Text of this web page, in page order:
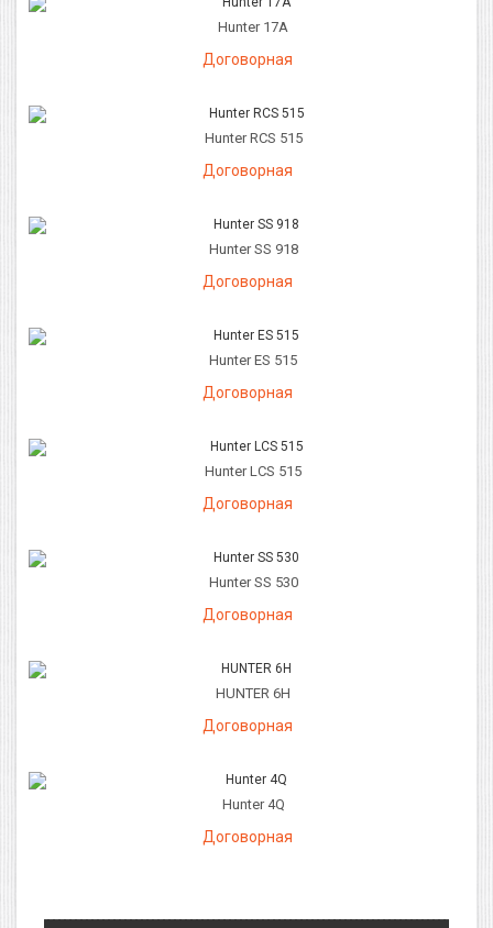
Hunter 17A
Договорная
Hunter RCS 515
Договорная
Hunter SS 918
Договорная
Hunter ES 515
Договорная
Hunter LCS 515
Договорная
Hunter SS 530
Договорная
HUNTER 6H
Договорная
Hunter 4Q
Договорная